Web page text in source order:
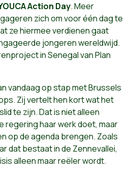
Action Day. Meer
zich om voor één dag te
ze hiermee verdienen gaat
jongeren wereldwijd.
in Senegal van Plan
vandaag op stap met Brussels
Zij vertelt hen kort wat het
te zijn. Dat is niet alleen
regering haar werk doet, maar
op de agenda brengen. Zoals
dat bestaat in de Zennevallei,
alleen maar reëler wordt.